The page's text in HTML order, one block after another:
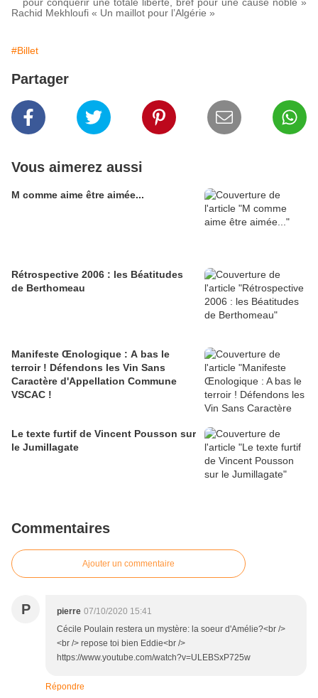
#Billet
Partager
Vous aimerez aussi
M comme aime être aimée...
Rétrospective 2006 : les Béatitudes
de Berthomeau
Manifeste Œnologique : A bas le
terroir ! Défendons les Vin Sans
Caractère d'Appellation Commune
VSCAC !
Le texte furtif de Vincent Pousson sur
le Jumillagate
Commentaires
Ajouter un commentaire
P pierre 07/10/2020 15:41
Cécile Poulain restera un mystère: la soeur d'Amélie?<br />
<br /> repose toi bien Eddie<br />
https://www.youtube.com/watch?v=ULEBSxP725w
Répondre